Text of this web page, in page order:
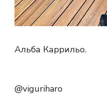
Альба Каррильо.
@viguriharo